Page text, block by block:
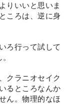
りいいと思いま
ころは、逆に身
ろ行って試して
クラニオセイク
るところなんか
ん。物理的なほ